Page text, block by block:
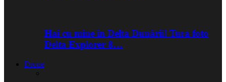
Hai cu mine în Delta Dunării! Tura foto
Delta Explorer 8…
Drone